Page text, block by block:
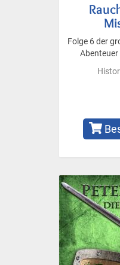
Folge 6 der
Abenteuer